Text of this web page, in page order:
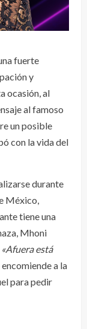
fuerte
y
ocasión, al
al famoso
un posible
con la vida del
durante
México,
tiene una
Mhoni
«Afuera está
a la
para pedir